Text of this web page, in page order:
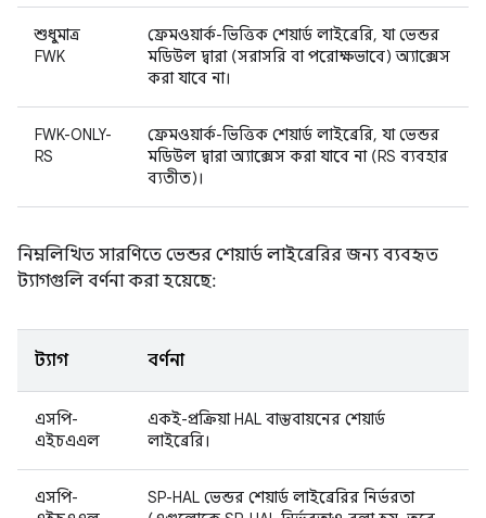
শুধুমাত্র
FWK
ফ্রেমওয়ার্ক-ভিত্তিক শেয়ার্ড লাইব্রেরি, যা ভেন্ডর
মডিউল দ্বারা (সরাসরি বা পরোক্ষভাবে) অ্যাক্সেস
করা যাবে না।
FWK-ONLY-
RS
ফ্রেমওয়ার্ক-ভিত্তিক শেয়ার্ড লাইব্রেরি, যা ভেন্ডর
মডিউল দ্বারা অ্যাক্সেস করা যাবে না (RS ব্যবহার
ব্যতীত)।
নিম্নলিখিত সারণিতে ভেন্ডর শেয়ার্ড লাইব্রেরির জন্য ব্যবহৃত
ট্যাগগুলি বর্ণনা করা হয়েছে:
ট্যাগ বর্ণনা
এসপি-
এইচএএল
একই-প্রক্রিয়া HAL বাস্তবায়নের শেয়ার্ড
লাইব্রেরি।
এসপি-
SP-HAL ভেন্ডর শেয়ার্ড লাইব্রেরির নির্ভরতা